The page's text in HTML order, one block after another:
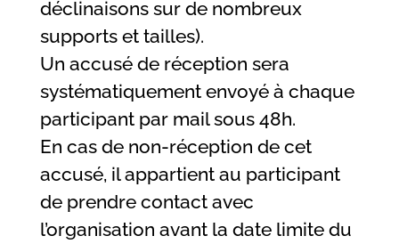
déclinaisons sur de nombreux
supports et tailles).
Un accusé de réception sera
systématiquement envoyé à chaque
participant par mail sous 48h.
En cas de non-réception de cet
accusé, il appartient au participant
de prendre contact avec
l’organisation avant la date limite du